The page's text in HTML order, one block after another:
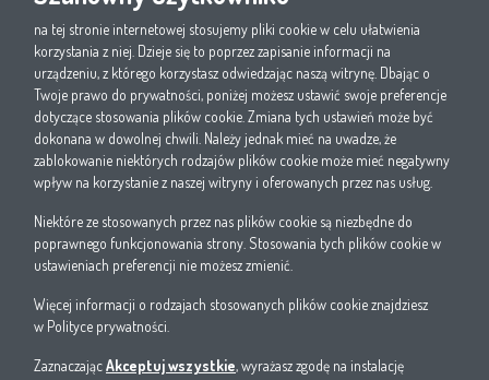
1. Oświadczam, że zapoznałem się i akceptuję politykę prywatności W.EG Polska sp. z
o.o.
2. Wyrażam zgodę na przetwarzanie przez W.EG Polska sp. z o.o. moich danych
bezpośredniego własnych produktów i usług.
3. Wyrażam zgodę na otrzymywanie informacji handlowych od W.EG Polska sp. z o.o.
elektronicznej.
na tej stronie internetowej stosujemy pliki cookie w celu ułatwienia
korzystania z niej. Dzieje się to poprzez zapisanie informacji na
urządzeniu, z którego korzystasz odwiedzając naszą witrynę. Dbając o
Twoje prawo do prywatności, poniżej możesz ustawić swoje preferencje
dotyczące stosowania plików cookie. Zmiana tych ustawień może być
dokonana w dowolnej chwili. Należy jednak mieć na uwadze, że
zablokowanie niektórych rodzajów plików cookie może mieć negatywny
wpływ na korzystanie z naszej witryny i oferowanych przez nas usług.
Niektóre ze stosowanych przez nas plików cookie są niezbędne do
poprawnego funkcjonowania strony. Stosowania tych plików cookie w
ustawieniach preferencji nie możesz zmienić.
Więcej informacji o rodzajach stosowanych plików cookie znajdziesz
w Polityce prywatności
ZaznaczającAkceptuj wszystkie, wyrażasz zgodę na instalację